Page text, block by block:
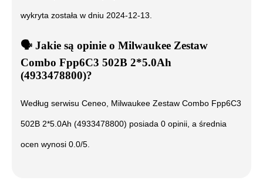
wykryta została w dniu 2024-12-13
🗣️ ️ Jakie są opinie o Milwaukee Zestaw
Combo Fpp6C3 502B 2*5.0Ah
(4933478800)?
Według serwisu Ceneo, Milwaukee Zestaw Combo Fpp6C3
502B 2*5.0Ah (4933478800) posiada 0 opinii, a średnia
ocen wynosi 0.0/5.